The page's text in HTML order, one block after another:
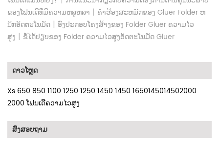
ຂອງໂຟນເດີທີ່ມີຄວາມຫລູຫລາ | ຄໍາຮ້ອງສະຫມັກຂອງ Gluer Folder ຫ
ນັກອັດຕະໂນມັດ | ອົງປະກອບໂຄງສ້າງຂອງ Folder Gluer ຄວາມໄວ
ສູງ | ຂໍ້ໄດ້ປຽບຂອງ Folder ຄວາມໄວສູງອັດຕະໂນມັດ Gluer
ດາວໂຫຼດ
Xs 650 850 1100 1250 1250 1450 1450 1650145014502000
2000 ໂຟນເດີຄວາມໄວສູງ
ສົ່ງສອບຖາມ